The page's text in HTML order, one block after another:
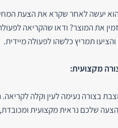
יעשה לאחר שקרא את הצעת
את המוצר? ודאו שהקריאה
תמריץ כלשהו לפעולה מיידית.
בצורה נעימה לעין וקלה
שלכם נראית מקצועית ומכובדת,